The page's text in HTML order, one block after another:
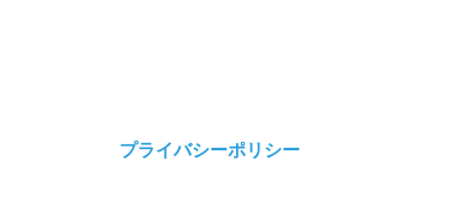
プライバシーポリシー